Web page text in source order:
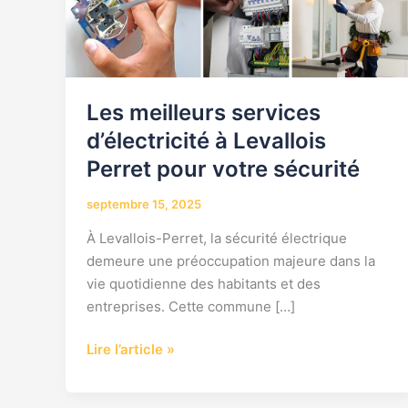
Les meilleurs services
d’électricité à Levallois
Perret pour votre sécurité
septembre 15, 2025
À Levallois-Perret, la sécurité électrique
demeure une préoccupation majeure dans la
vie quotidienne des habitants et des
entreprises. Cette commune […]
Lire l’article »